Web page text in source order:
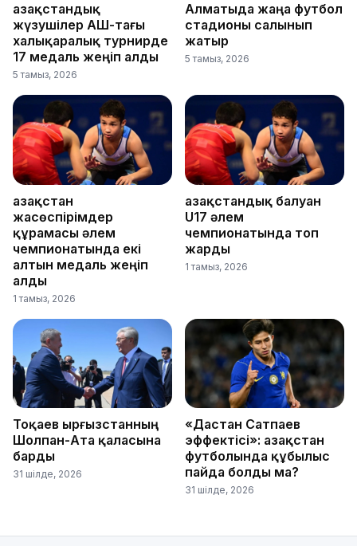
Қазақстандық
жүзушілер АҚШ-тағы
халықаралық турнирде
17 медаль жеңіп алды
5 тамыз, 2026
Алматыда жаңа футбол
стадионы салынып
жатыр
5 тамыз, 2026
Қазақстан
жасөспірімдер
құрамасы әлем
чемпионатында екі
алтын медаль жеңіп
алды
1 тамыз, 2026
Қазақстандық балуан
U17 әлем
чемпионатында топ
жарды
1 тамыз, 2026
Тоқаев Қырғызстанның
Шолпан-Ата қаласына
барды
31 шілде, 2026
«Дастан Сатпаев
эффектісі»: Қазақстан
футболында құбылыс
пайда болды ма?
31 шілде, 2026